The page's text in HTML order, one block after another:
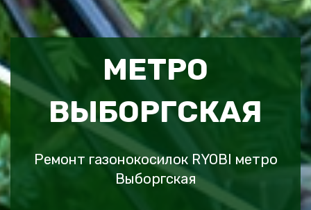
МЕТРО
ВЫБОРГСКАЯ
Ремонт газонокосилок RYOBI метро
Выборгская